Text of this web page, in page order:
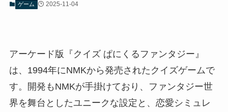
ゲーム 2025-11-04
アーケード版『クイズ ぱにくるファンタジー』
は、1994年にNMKから発売されたクイズゲームで
す。開発もNMKが手掛けており、ファンタジー世
界を舞台としたユニークな設定と、恋愛シミュレ